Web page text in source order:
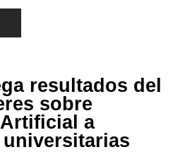
resultados del
sobre
a